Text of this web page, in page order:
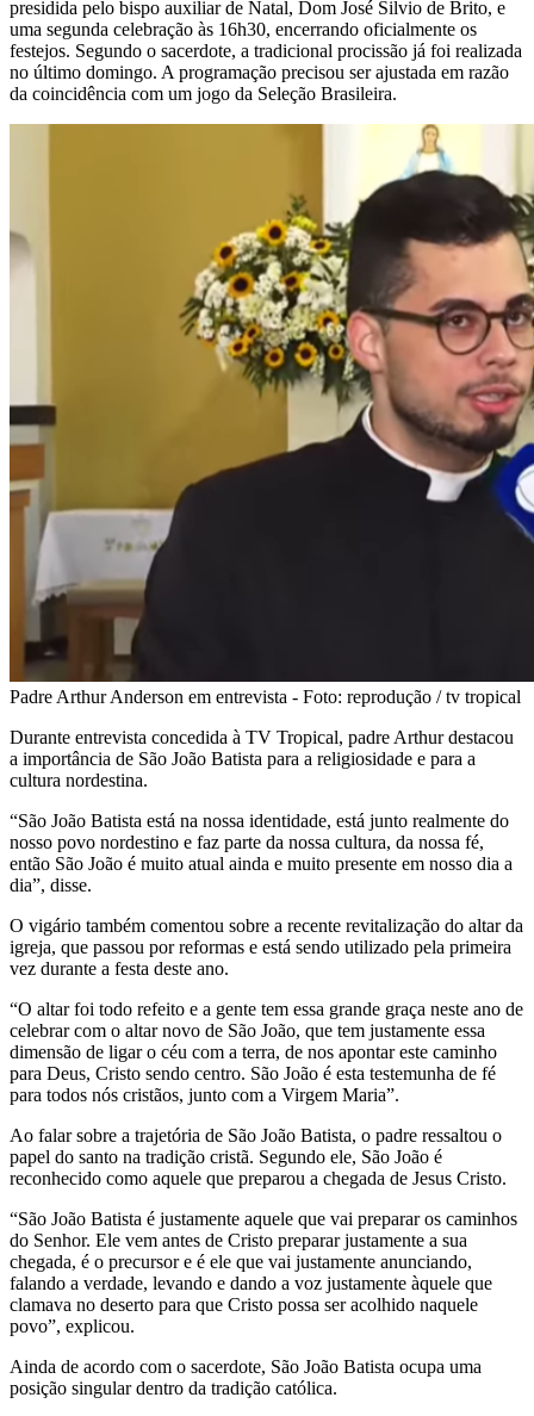
presidida pelo bispo auxiliar de Natal, Dom José Silvio de Brito, e
uma segunda celebração às 16h30, encerrando oficialmente os
festejos. Segundo o sacerdote, a tradicional procissão já foi realizada
no último domingo. A programação precisou ser ajustada em razão
da coincidência com um jogo da Seleção Brasileira.
Padre Arthur Anderson em entrevista - Foto: reprodução / tv tropical
Durante entrevista concedida à TV Tropical, padre Arthur destacou
a importância de São João Batista para a religiosidade e para a
cultura nordestina.
“São João Batista está na nossa identidade, está junto realmente do
nosso povo nordestino e faz parte da nossa cultura, da nossa fé,
então São João é muito atual ainda e muito presente em nosso dia a
dia”, disse.
O vigário também comentou sobre a recente revitalização do altar da
igreja, que passou por reformas e está sendo utilizado pela primeira
vez durante a festa deste ano.
“O altar foi todo refeito e a gente tem essa grande graça neste ano de
celebrar com o altar novo de São João, que tem justamente essa
dimensão de ligar o céu com a terra, de nos apontar este caminho
para Deus, Cristo sendo centro. São João é esta testemunha de fé
para todos nós cristãos, junto com a Virgem Maria”.
Ao falar sobre a trajetória de São João Batista, o padre ressaltou o
papel do santo na tradição cristã. Segundo ele, São João é
reconhecido como aquele que preparou a chegada de Jesus Cristo.
“São João Batista é justamente aquele que vai preparar os caminhos
do Senhor. Ele vem antes de Cristo preparar justamente a sua
chegada, é o precursor e é ele que vai justamente anunciando,
falando a verdade, levando e dando a voz justamente àquele que
clamava no deserto para que Cristo possa ser acolhido naquele
povo”, explicou.
Ainda de acordo com o sacerdote, São João Batista ocupa uma
posição singular dentro da tradição católica.